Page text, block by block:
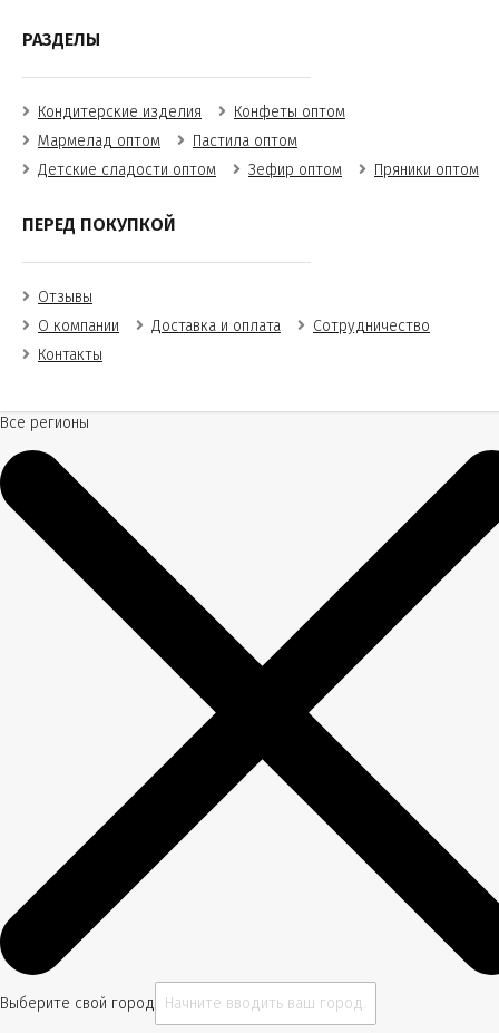
РАЗДЕЛЫ
Кондитерские изделия
Конфеты оптом
Мармелад оптом
Пастила оптом
Детские сладости оптом
Зефир оптом Пряники оптом
ПЕРЕД ПОКУПКОЙ
Отзывы
О компании
Доставка и оплата
Сотрудничество
Контакты
Все регионы
Выберите свой город